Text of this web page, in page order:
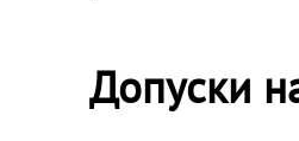
Допуски